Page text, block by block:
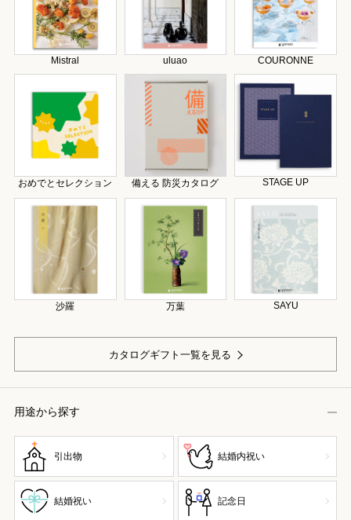
Mistral uluao COURONNE
おめでとセレクション 備える 防災カタログ STAGE UP
沙羅 万葉 SAYU
カタログギフト一覧を見る
用途から探す
引出物 結婚内祝い
結婚祝い 記念日